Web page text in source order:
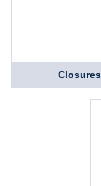
Closures